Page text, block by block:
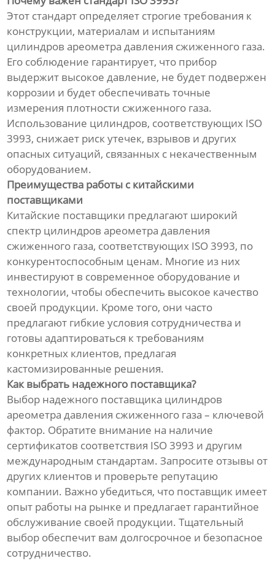
Этот стандарт определяет строгие требования к
конструкции, материалам и испытаниям
цилиндров ареометра давления сжиженного газа.
Его соблюдение гарантирует, что прибор
выдержит высокое давление, не будет подвержен
коррозии и будет обеспечивать точные
измерения плотности сжиженного газа.
Использование цилиндров, соответствующих ISO
3993, снижает риск утечек, взрывов и других
опасных ситуаций, связанных с некачественным
оборудованием.
Преимущества работы с китайскими
поставщиками
Китайские поставщики предлагают широкий
спектр цилиндров ареометра давления
сжиженного газа, соответствующих ISO 3993, по
конкурентоспособным ценам. Многие из них
инвестируют в современное оборудование и
технологии, чтобы обеспечить высокое качество
своей продукции. Кроме того, они часто
предлагают гибкие условия сотрудничества и
готовы адаптироваться к требованиям
конкретных клиентов, предлагая
кастомизированные решения.
Как выбрать надежного поставщика?
Выбор надежного поставщика цилиндров
ареометра давления сжиженного газа – ключевой
фактор. Обратите внимание на наличие
сертификатов соответствия ISO 3993 и другим
международным стандартам. Запросите отзывы от
других клиентов и проверьте репутацию
компании. Важно убедиться, что поставщик имеет
опыт работы на рынке и предлагает гарантийное
обслуживание своей продукции. Тщательный
выбор обеспечит вам долгосрочное и безопасное
сотрудничество.